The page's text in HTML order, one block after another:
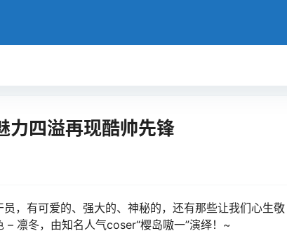
力四溢再现酷帅先锋
，有可爱的、强大的、神秘的，还有那些让我们心生敬
凛冬，由知名人气coser“樱岛嗷一”演绎！~